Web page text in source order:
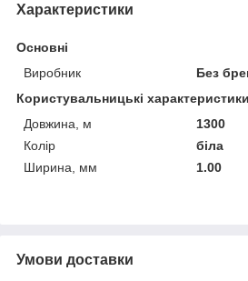
Характеристики
Основні
Виробник
Без
Користувальницькі характеристики
Довжина, м
1300
Колір
біла
Ширина, мм
1.00
Умови доставки